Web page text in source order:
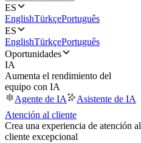
ES
EnglishTürkçePortuguês
ES
EnglishTürkçePortuguês
Oportunidades
IA
Aumenta el rendimiento del
equipo con IA
Agente de IA
Asistente de IA
Atención al cliente
Crea una experiencia de atención al
cliente excepcional